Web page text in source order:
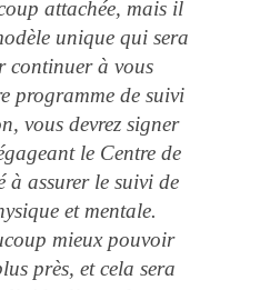
attachée, mais il
unique qui sera
continuer à vous
programme de suivi
vous devrez signer
le Centre de
à assurer le suivi de
et mentale.
mieux pouvoir
près, et cela sera